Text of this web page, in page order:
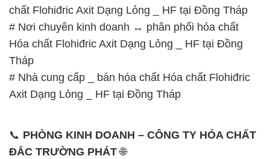
chất Flohiđric Axit Dạng Lỏng _ HF tại Đồng Tháp
# Nơi chuyên kinh doanh ↔ phân phối hóa chất
Hóa chất Flohiđric Axit Dạng Lỏng _ HF tại Đồng
Tháp
# Nhà cung cấp _ bán hóa chất Hóa chất Flohiđric
Axit Dạng Lỏng _ HF tại Đồng Tháp
📞 PHÒNG KINH DOANH – CÔNG TY HÓA CHẤT
ĐẮC TRƯỜNG PHÁT🌐